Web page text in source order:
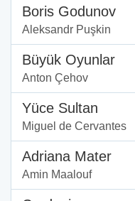
Boris Godunov
Aleksandr Puşkin
Büyük Oyunlar
Anton Çehov
Yüce Sultan
Miguel de Cervantes
Adriana Mater
Amin Maalouf